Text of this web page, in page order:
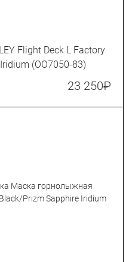
Flight Deck L Factory
(OO7050-83)
23 250₽